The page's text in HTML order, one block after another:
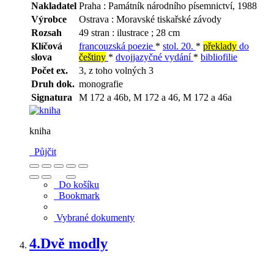
Nakladatel Praha : Památník národního písemnictví, 1988
Výrobce
Ostrava : Moravské tiskařské závody
Rozsah
49 stran : ilustrace ; 28 cm
Klíčová
slova
francouzská poezie * stol. 20. * překlady do
češtiny * dvojjazyčné vydání * bibliofilie
Počet ex.
3, z toho volných 3
Druh dok. monografie
Signatura
M 172 a 46b, M 172 a 46, M 172 a 46a
kniha
Půjčit
Do košíku
Bookmark
Vybrané dokumenty
4.Dvě modly